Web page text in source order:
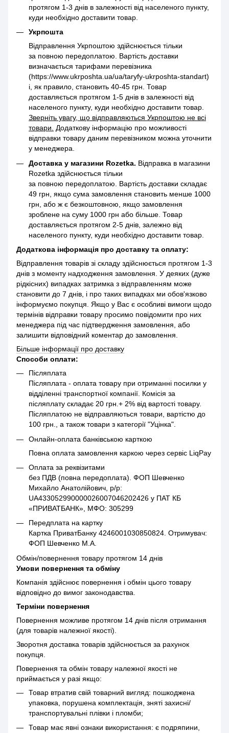
протягом 1-3 днів в залежності від населеного пункту,
куди необхідно доставити товар.
Укрпошта
Відправлення Укрпоштою здійснюється тільки
за повною передоплатою. Вартість доставки
визначається тарифами перевізника
(https://www.ukrposhta.ua/ua/taryfy-ukrposhta-standart)
і, як правило, становить 40-45 грн. Товар
доставляється протягом 1-5 днів в залежності від
населеного пункту, куди необхідно доставити товар.
Зверніть увагу, що відправляються Укрпоштою не всі
товари. Додаткову інформацію про можливості
відправки товару даним перевізником можна уточнити
у менеджера.
Доставка у магазини Rozetka. Відправка в магазини
Rozetka здійснюється тільки
за повною передоплатою. Вартість доставки складає
49 грн, якщо сума замовлення становить менше 1000
грн, або ж є безкоштовною, якщо замовлення
зроблене на суму 1000 грн або більше. Товар
доставляється протягом 2-5 днів, залежно від
населеного пункту, куди необхідно доставити товар.
Додаткова інформація про доставку та оплату:
Відправлення товарів зі складу здійснюється протягом 1-3
днів з моменту надходження замовлення. У деяких (дуже
рідкісних) випадках затримка з відправленням може
становити до 7 днів, і про таких випадках ми обов'язково
інформуємо покупця. Якщо у Вас є особливі вимоги щодо
термінів відправки товару просимо повідомити про них
менеджера під час підтвердження замовлення, або
залишити відповідний коментар до замовлення.
Більше інформації про доставку
Способи оплати:
Післяплата
Післяплата - оплата товару при отриманні посилки у
відділенні транспортної компанії. Комісія за
післяплату складає 20 грн.+ 2% від вартості товару.
Післяплатою не відправляються товари, вартістю до
100 грн., а також товари з категорії "Уцінка".
Онлайн-оплата банківською карткою
Повна оплата замовлення каркою через сервіс LiqPay
Оплата за реквізитами
без ПДВ (повна передоплата). ФОП Шевченко
Михайло Анатолійович, р/р:
UA433052990000026007046202426 у ПАТ КБ
«ПРИВАТБАНК», МФО: 305299
Передплата на картку
Картка ПриватБанку 4246001030850824. Отримувач:
ФОП Шевченко М.А.
Обмін/повернення товару протягом 14 днів
Умови повернення та обміну
Компанія здійснює повернення і обмін цього товару
відповідно до вимог законодавства.
Терміни повернення
Повернення можливе протягом 14 днів після отримання
(для товарів належної якості).
Зворотня доставка товарів здійснюється за рахунок
покупця.
Повернення та обмін товару належної якості не
приймається у разі якщо:
Товар втратив свій товарний вигляд: пошкоджена
упаковка, порушена комплектація, зняті захисні/
транспортувальні плівки і пломби;
Товар має явні ознаки використання: є подряпини,